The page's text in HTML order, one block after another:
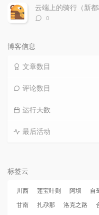
数：
云端上的骑行（新都
评
0
博客信息
文章数目
评论数目
运行天数
最后活动
标签云
川西 莲宝叶则 阿坝 自
甘南
扎尕那 洛克之路